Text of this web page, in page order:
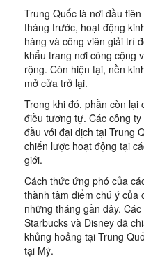
Trung Quốc là nơi đầu
tháng trước, hoạt động
hàng và công viên giải trí
khẩu trang nơi công cộng
rộng. Còn hiện tại, nền
mở cửa trở lại.
Trong khi đó, phần còn lại
điều tương tự. Các công
đầu với đại dịch tại Trung
chiến lược hoạt động tại
giới.
Cách thức ứng phó của
thành tâm điểm chú ý của
những tháng gần đây.
Starbucks và Disney đã
khủng hoảng tại Trung
tại Mỹ.